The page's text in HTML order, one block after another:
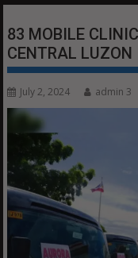
83 MOBILE
CENTRAL LUZON
July 2, 2024 admin 3